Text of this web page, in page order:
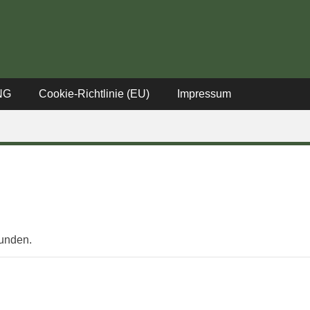
Cookie-Richtlinie (EU) Impressum